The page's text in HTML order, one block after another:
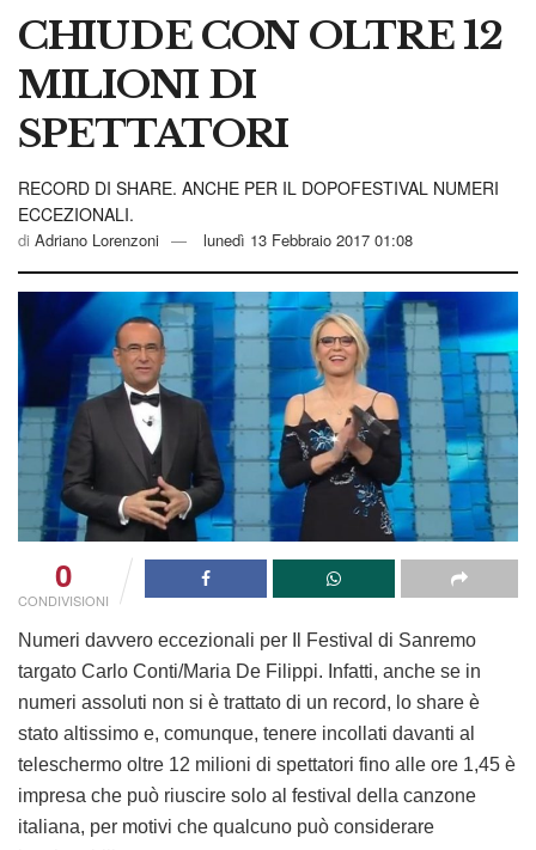
CHIUDE CON OLTRE 12
MILIONI DI
SPETTATORI
RECORD DI SHARE. ANCHE PER IL DOPOFESTIVAL NUMERI
ECCEZIONALI.
di Adriano Lorenzoni lunedì 13 Febbraio 2017 01:08
0
CONDIVISIONI
Numeri davvero eccezionali per Il Festival di Sanremo
targato Carlo Conti/Maria De Filippi. Infatti, anche se in
numeri assoluti non si è trattato di un record, lo share è
stato altissimo e, comunque, tenere incollati davanti al
teleschermo oltre 12 milioni di spettatori fino alle ore 1,45 è
impresa che può riuscire solo al festival della canzone
italiana, per motivi che qualcuno può considerare